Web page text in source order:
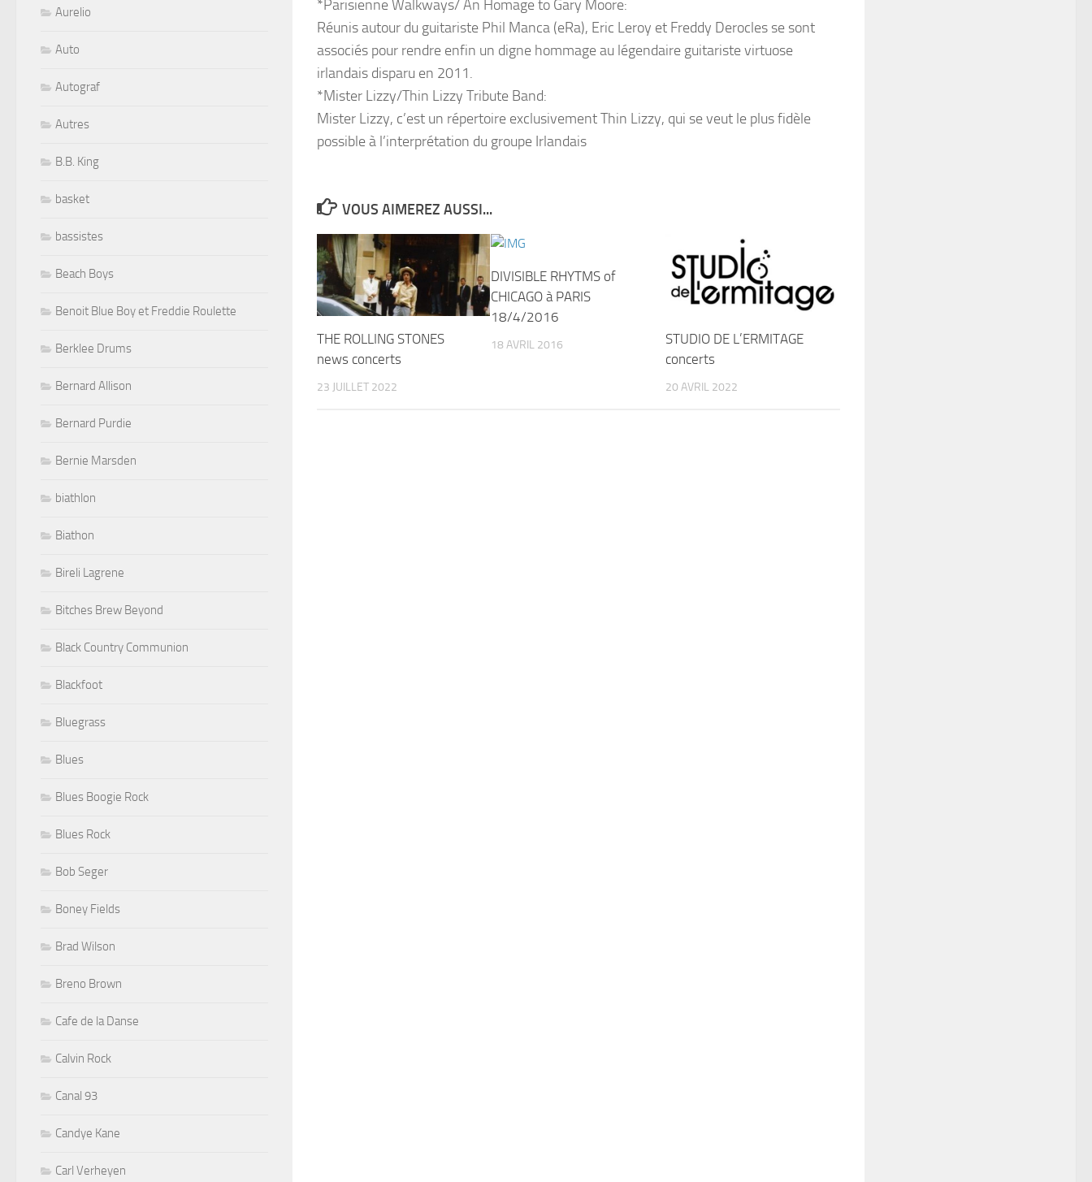
*Parisienne Walkways/ An Homage to Gary Moore:
Réunis autour du guitariste Phil Manca (eRa), Eric Leroy et Freddy Derocles se sont
associés pour rendre enfin un digne hommage au légendaire guitariste virtuose
irlandais disparu en 2011.
*Mister Lizzy/Thin Lizzy Tribute Band:
Mister Lizzy, c’est un répertoire exclusivement Thin Lizzy, qui se veut le plus fidèle
possible à l’interprétation du groupe Irlandais
VOUS AIMEREZ AUSSI...
THE ROLLING STONES
news concerts
23 JUILLET 2022
DIVISIBLE RHYTMS of
CHICAGO à PARIS
18/4/2016
18 AVRIL 2016
STUDIO DE L’ERMITAGE
concerts
20 AVRIL 2022
Aurelio
Auto
Autograf
Autres
B.B. King
basket
bassistes
Beach Boys
Benoit Blue Boy et Freddie Roulette
Berklee Drums
Bernard Allison
Bernard Purdie
Bernie Marsden
biathlon
Biathon
Bireli Lagrene
Bitches Brew Beyond
Black Country Communion
Blackfoot
Bluegrass
Blues
Blues Boogie Rock
Blues Rock
Bob Seger
Boney Fields
Brad Wilson
Breno Brown
Cafe de la Danse
Calvin Rock
Canal 93
Candye Kane
Carl Verheyen